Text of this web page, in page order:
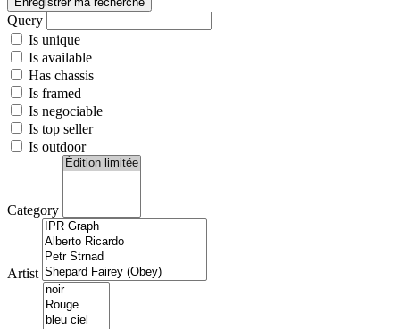
Query
Is unique
Is available
Has chassis
Is framed
Is negociable
Is top seller
Is outdoor
Category
Artist